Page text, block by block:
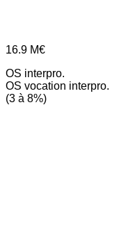
16.9 M€
OS interpro.
OS vocation interpro.
(3 à 8%)